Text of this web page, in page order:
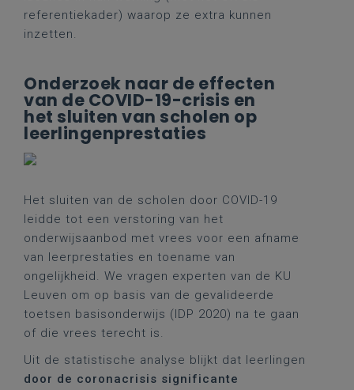
referentiekader) waarop ze extra kunnen
inzetten.
Onderzoek naar de effecten
van de COVID-19-crisis en
het sluiten van scholen op
leerlingenprestaties
Het sluiten van de scholen door COVID-19
leidde tot een verstoring van het
onderwijsaanbod met vrees voor een afname
van leerprestaties en toename van
ongelijkheid. We vragen experten van de KU
Leuven om op basis van de gevalideerde
toetsen basisonderwijs (IDP 2020) na te gaan
of die vrees terecht is.
Uit de statistische analyse blijkt dat leerlingen
door de coronacrisis significante